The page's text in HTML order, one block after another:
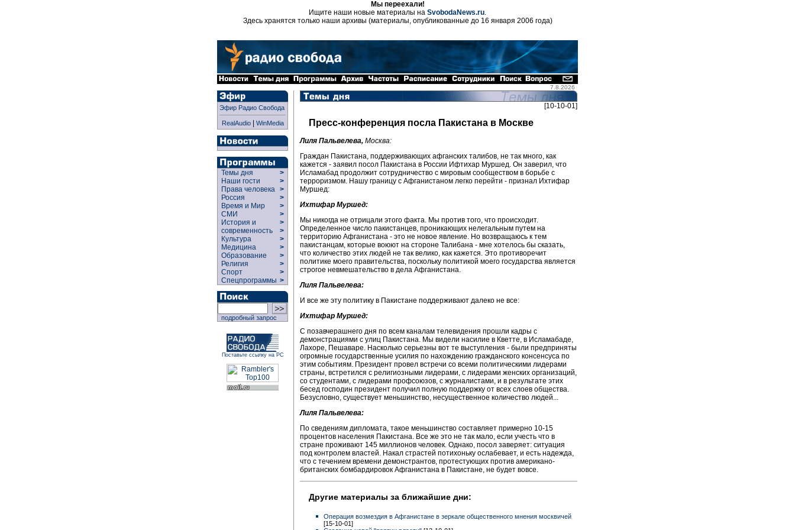
Мы переехали!
Ищите наши новые материалы на SvobodaNews.ru.
Здесь хранятся только наши архивы (материалы, опубликованные до 16 января 2006 года)
7.8.2026
Эфир Радио Свобода
RealAudio| WinMedia
Темы дня
>
Наши гости
>
Права человека >
Россия
>
Время и Мир
>
СМИ
>
История и
современность
>
>
Культура
>
Медицина
>
Образование
>
Религия
>
Спорт
>
Спецпрограммы >
подробный запрос
Поставьте ссылку на РС
[10-10-01]
Пресс-конференция посла Пакистана в Москве
Лиля Пальвелева, Москва:
Граждан Пакистана, поддерживающих афганских талибов, не так много, как
кажется - заявил посол Пакистана в России Ифтихар Муршед. Он заверил, что
Исламабад продолжит сотрудничество с мировым сообществом в борьбе с
терроризмом. Нашу границу с Афганистаном легко перейти - признал Ихтифар
Муршед:
Ихтифар Муршед:
Мы никогда не отрицали этого факта. Мы против того, что происходит.
Определенное число пакистанцев, проникающих нелегальным путем на
территорию Афганистана - это не новое явление. Но возвращаюсь к тем
пакистанцам, которые воюют на стороне Талибана - мне хотелось бы сказать,
что количество этих людей не так велико, как кажется. Это противоречит
политике моего правительства, поскольку политикой моего государства является
строгое невмешательство в дела Афганистана.
Лиля Пальвелева:
И все же эту политику в Пакистане поддерживают далеко не все:
Ихтифар Муршед:
С позавчерашнего дня по всем каналам телевидения прошли кадры с
демонстрациями с улиц Пакистана. Мы видели насилие в Кветте, в Исламабаде,
Лахоре, Пешаваре. Насколько серьезны вот те выступления - были предприняты
огромные государственные усилия по нахождению гражданского консенсуса по
этим событиям. Президент провел встречи со всеми политическими лидерами
страны, встретился с религиозными лидерами, с лидерами женских организаций,
со студентами, с лидерами профсоюзов, с журналистами, и в результате этих
бесед господин президент получил полную поддержку от всех слоев общества.
Безусловно, существует меньшинство, несущественное количество людей...
Лиля Пальвелева:
По сведениям дипломата, такое меньшинство составляет примерно 10-15
процентов населения Пакистана. Все же это не так мало, если учесть что в
стране проживают 145 миллионов человек. Однако, посол заверяет: ситуация
под контролем властей. Накал страстей потихоньку ослабевает, и есть надежда,
что с течением времени демонстрантов, протестующих против американо-
британских бомбардировок Афганистана в Пакистане, не будет вовсе.
Другие материалы за ближайшие дни:
Операция возмездия в Афганистане в зеркале общественного мнения москвичей
[15-10-01]